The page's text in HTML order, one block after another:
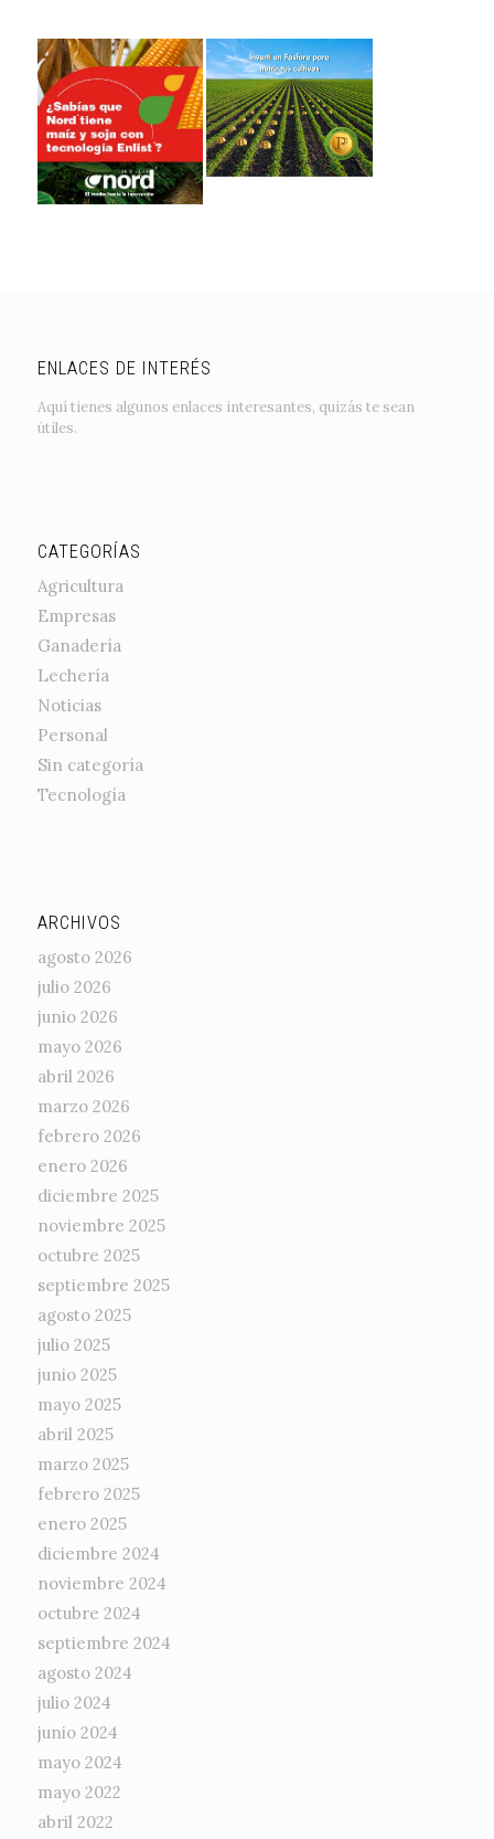
ENLACES DE INTERÉS
Aquí tienes algunos enlaces interesantes, quizás te sean
útiles.
CATEGORÍAS
Agricultura
Empresas
Ganadería
Lechería
Noticias
Personal
Sin categoría
Tecnología
ARCHIVOS
agosto 2026
julio 2026
junio 2026
mayo 2026
abril 2026
marzo 2026
febrero 2026
enero 2026
diciembre 2025
noviembre 2025
octubre 2025
septiembre 2025
agosto 2025
julio 2025
junio 2025
mayo 2025
abril 2025
marzo 2025
febrero 2025
enero 2025
diciembre 2024
noviembre 2024
octubre 2024
septiembre 2024
agosto 2024
julio 2024
junio 2024
mayo 2024
mayo 2022
abril 2022